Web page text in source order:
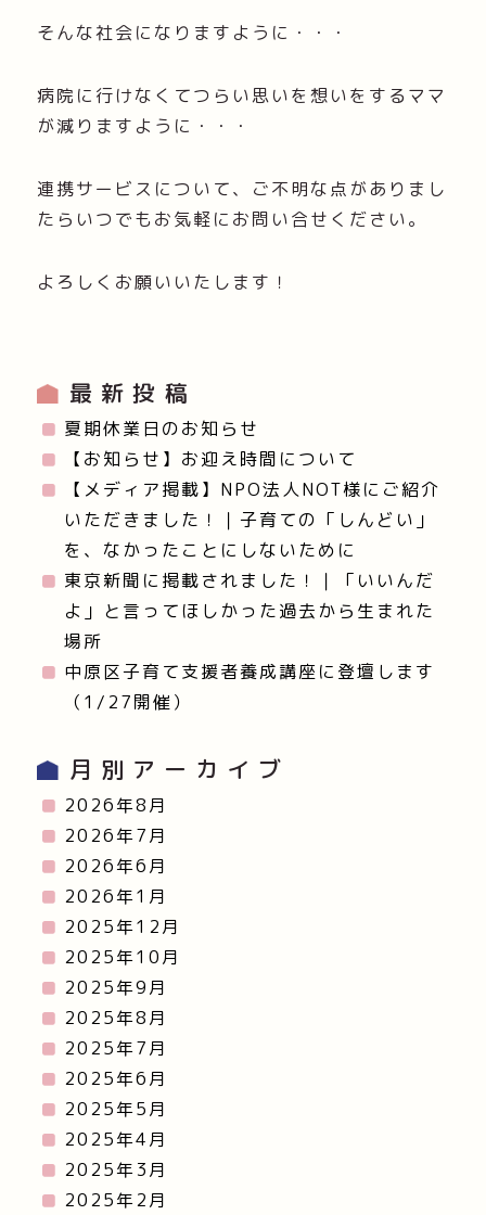
そんな社会になりますように・・・
病院に行けなくてつらい思いを想いをするママ
が減りますように・・・
連携サービスについて、ご不明な点がありまし
たらいつでもお気軽にお問い合せください。
よろしくお願いいたします！
最新投稿
夏期休業日のお知らせ
【お知らせ】お迎え時間について
【メディア掲載】NPO法人NOT様にご紹介
いただきました！｜子育ての「しんどい」
を、なかったことにしないために
東京新聞に掲載されました！｜「いいんだ
よ」と言ってほしかった過去から生まれた
場所
中原区子育て支援者養成講座に登壇します
（1/27開催）
月別アーカイブ
2026年8月
2026年7月
2026年6月
2026年1月
2025年12月
2025年10月
2025年9月
2025年8月
2025年7月
2025年6月
2025年5月
2025年4月
2025年3月
2025年2月